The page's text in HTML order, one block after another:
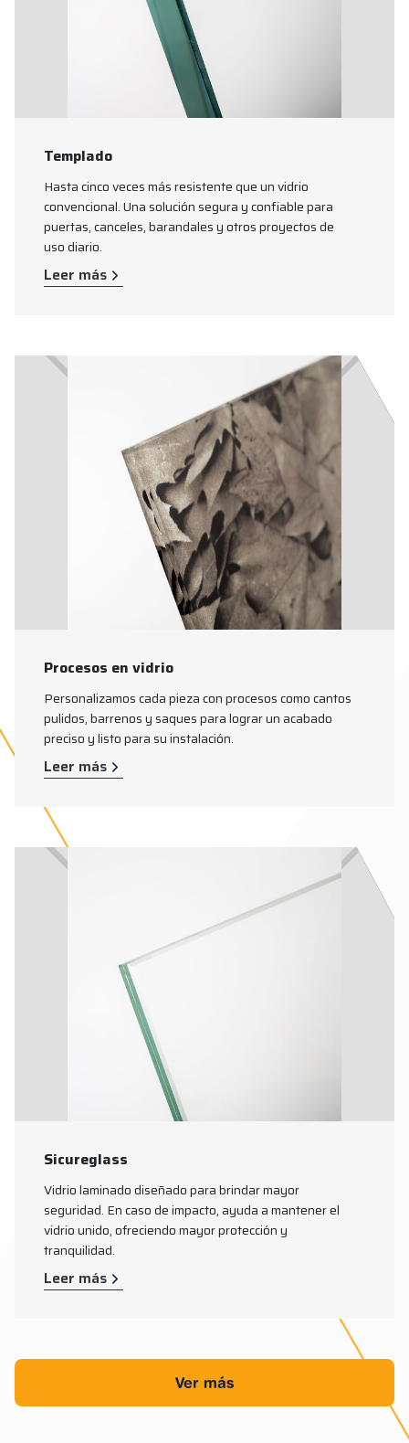
Templado
Hasta cinco veces más resistente que un vidrio
convencional. Una solución segura y confiable para
puertas, canceles, barandales y otros proyectos de
uso diario.
Leer más
Procesos en vidrio
Personalizamos cada pieza con procesos como cantos
pulidos, barrenos y saques para lograr un acabado
preciso y listo para su instalación.
Leer más
Sicureglass
Vidrio laminado diseñado para brindar mayor
seguridad. En caso de impacto, ayuda a mantener el
vidrio unido, ofreciendo mayor protección y
tranquilidad.
Leer más
Ver más